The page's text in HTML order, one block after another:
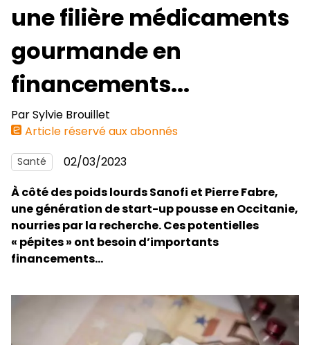
une filière médicaments
gourmande en
financements...
ParSylvie Brouillet
Article réservé aux abonnés
Santé
02/03/2023
À côté des poids lourds Sanofi et Pierre Fabre,
une génération de start-up pousse en Occitanie,
nourries par la recherche. Ces potentielles
« pépites » ont besoin d’importants
financements...